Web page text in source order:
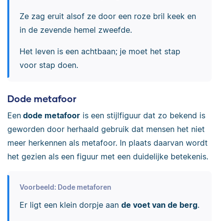
Ze zag eruit alsof ze door een roze bril keek en
in de zevende hemel zweefde.
Het leven is een achtbaan; je moet het stap
voor stap doen.
Dode metafoor
Een dode metafoor is een stijlfiguur dat zo bekend is
geworden door herhaald gebruik dat mensen het niet
meer herkennen als metafoor. In plaats daarvan wordt
het gezien als een figuur met een duidelijke betekenis.
Voorbeeld: Dode metaforen
Er ligt een klein dorpje aan de voet van de berg.